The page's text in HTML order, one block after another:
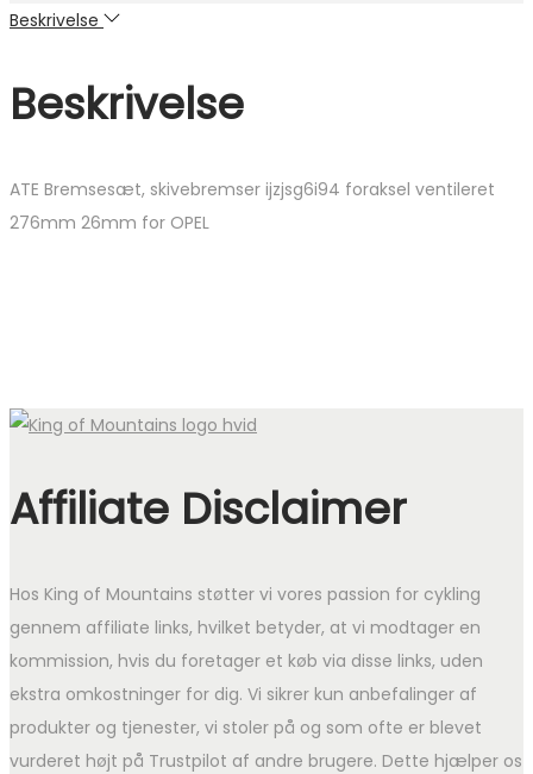
Beskrivelse
Beskrivelse
ATE Bremsesæt, skivebremser ijzjsg6i94 foraksel ventileret
276mm 26mm for OPEL
Affiliate Disclaimer
Hos King of Mountains støtter vi vores passion for cykling
gennem affiliate links, hvilket betyder, at vi modtager en
kommission, hvis du foretager et køb via disse links, uden
ekstra omkostninger for dig. Vi sikrer kun anbefalinger af
produkter og tjenester, vi stoler på og som ofte er blevet
vurderet højt på Trustpilot af andre brugere. Dette hjælper os